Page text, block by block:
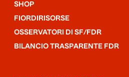
SHOP
FIORDIRISORSE
OSSERVATORI DI SF/FDR
BILANCIO TRASPARENTE FDR